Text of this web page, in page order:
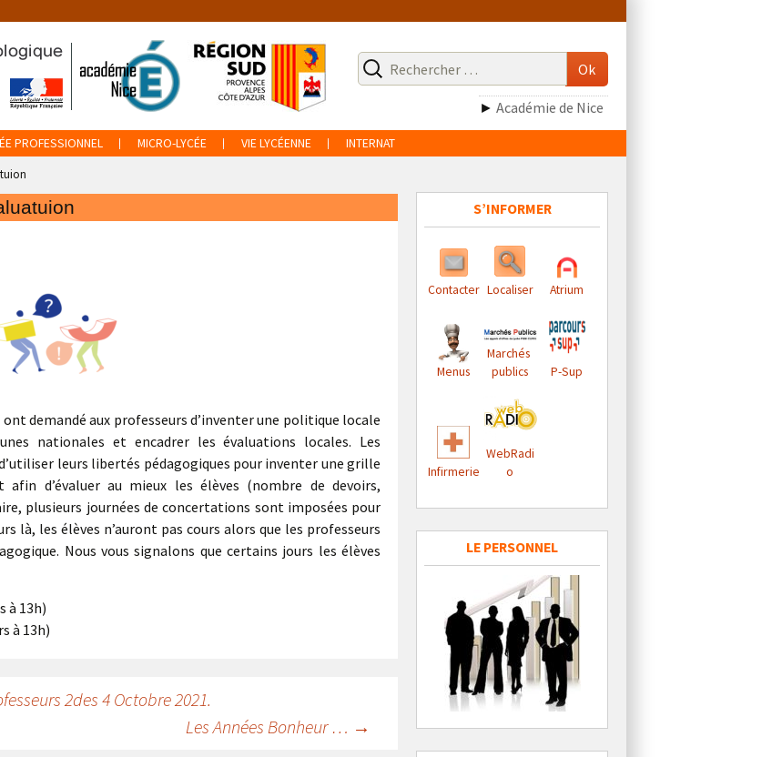
pour
:
Ok
► Académie de Nice
PROFESSIONNEL MICRO-LYCÉE VIE LYCÉENNE INTERNAT
demandé aux professeurs d’inventer une politique locale
nationales et encadrer les évaluations locales. Les
leurs libertés pédagogiques pour inventer une grille
afin d’évaluer au mieux les élèves (nombre de devoirs,
plusieurs journées de concertations sont imposées pour
là, les élèves n’auront pas cours alors que les professeurs
Nous vous signalons que certains jours les élèves
à 13h)
à 13h)
2des 4 Octobre 2021.
Les Années Bonheur … →
S’INFORMER
Contacter Localiser Atrium
Menus
Marchés
publics
P-Sup
Infirmerie
WebRadi
o
LE PERSONNEL